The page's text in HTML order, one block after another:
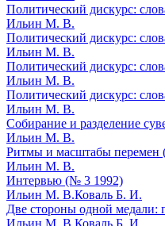
Политический дискурс:
Ильин М. В.
Политический дискурс:
Ильин М. В.
Политический дискурс:
Ильин М. В.
Политический дискурс:
Ильин М. В.
Собирание и разделение
Ильин М. В.
Ритмы и масштабы перемен
Ильин М. В.
Интервью (№ 3 1992)
Ильин М. В.Коваль Б. И.
Две стороны одной медали: